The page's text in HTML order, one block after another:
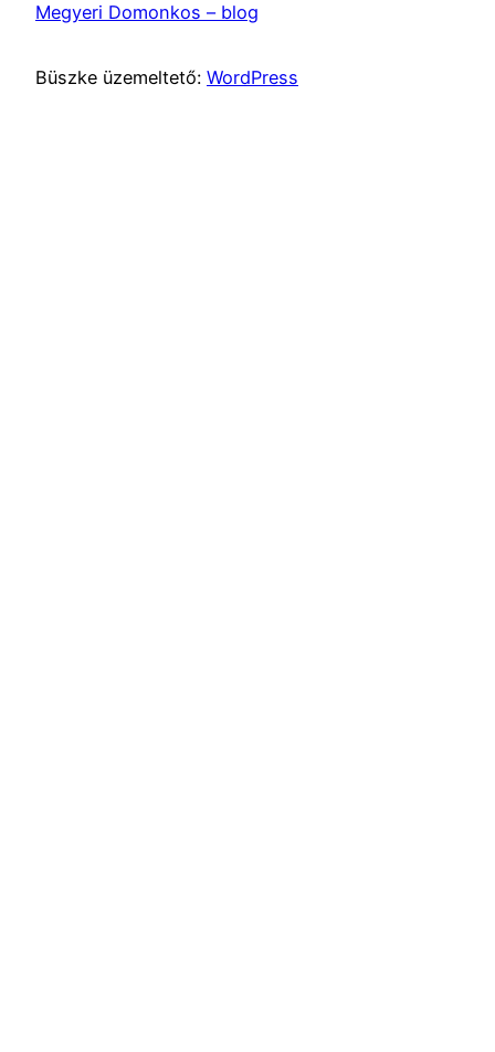
Megyeri Domonkos – blog
Büszke üzemeltető: WordPress